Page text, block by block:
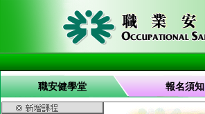
職安健學堂 報名須知